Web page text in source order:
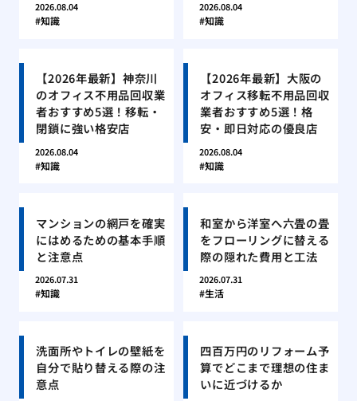
2026.08.04
知識
2026.08.04
知識
【2026年最新】神奈川
のオフィス不用品回収業
者おすすめ5選！移転・
閉鎖に強い格安店
2026.08.04
知識
【2026年最新】大阪の
オフィス移転不用品回収
業者おすすめ5選！格
安・即日対応の優良店
2026.08.04
知識
マンションの網戸を確実
にはめるための基本手順
と注意点
2026.07.31
知識
和室から洋室へ六畳の畳
をフローリングに替える
際の隠れた費用と工法
2026.07.31
生活
洗面所やトイレの壁紙を
自分で貼り替える際の注
意点
四百万円のリフォーム予
算でどこまで理想の住ま
いに近づけるか